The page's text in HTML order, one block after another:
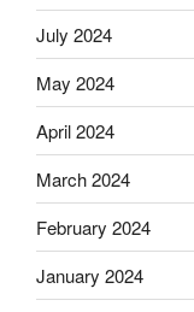
July 2024
May 2024
April 2024
March 2024
February 2024
January 2024